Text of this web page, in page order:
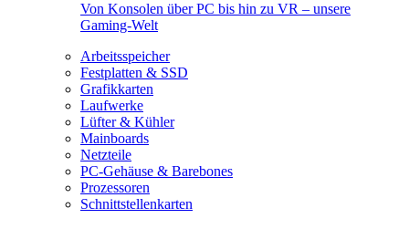
Von Konsolen über PC bis hin zu VR – unsere
Gaming-Welt
Arbeitsspeicher
Festplatten & SSD
Grafikkarten
Laufwerke
Lüfter & Kühler
Mainboards
Netzteile
PC-Gehäuse & Barebones
Prozessoren
Schnittstellenkarten